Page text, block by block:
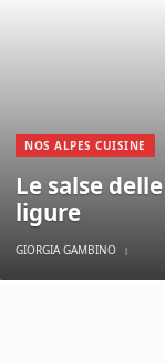
NOS ALPES CUISINE
Le salse
ligure
GIORGIA GAMBINO